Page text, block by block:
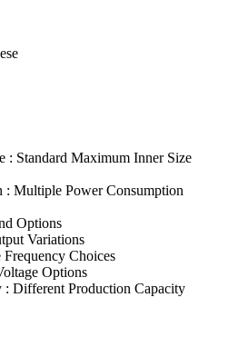
: Standard Maximum Inner Size
: Multiple Power Consumption
Options
Variations
Frequency Choices
Options
: Different Production Capacity